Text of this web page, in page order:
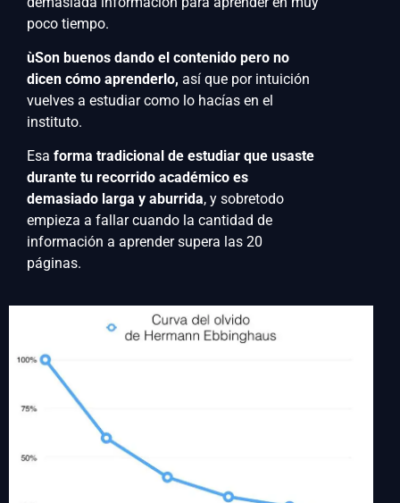
poco tiempo.
ùSon buenos dando el contenido pero no
dicen cómo aprenderlo, así que por intuición
vuelves a estudiar como lo hacías en el
instituto.
Esa forma tradicional de estudiar que usaste
durante tu recorrido académico es
demasiado larga y aburrida, y sobretodo
empieza a fallar cuando la cantidad de
información a aprender supera las 20
páginas.